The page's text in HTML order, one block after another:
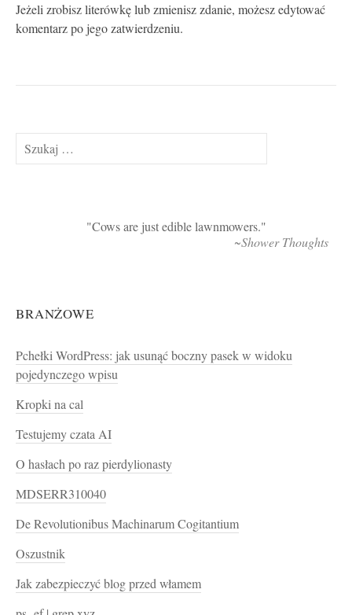
Jeżeli zrobisz literówkę lub zmienisz zdanie, możesz edytować
komentarz po jego zatwierdzeniu.
Szukaj:
Cows are just edible lawnmowers.
~Shower Thoughts
BRANŻOWE
Pchełki WordPress: jak usunąć boczny pasek w widoku
pojedynczego wpisu
Kropki na cal
Testujemy czata AI
O hasłach po raz pierdylionasty
MDSERR310040
De Revolutionibus Machinarum Cogitantium
Oszustnik
Jak zabezpieczyć blog przed włamem